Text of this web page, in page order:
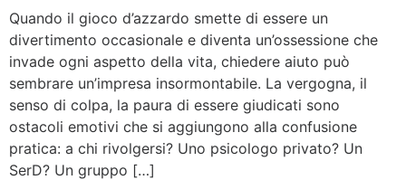
Quando il gioco d’azzardo smette di essere un
divertimento occasionale e diventa un’ossessione che
invade ogni aspetto della vita, chiedere aiuto può
sembrare un’impresa insormontabile. La vergogna, il
senso di colpa, la paura di essere giudicati sono
ostacoli emotivi che si aggiungono alla confusione
pratica: a chi rivolgersi? Uno psicologo privato? Un
SerD? Un gruppo […]